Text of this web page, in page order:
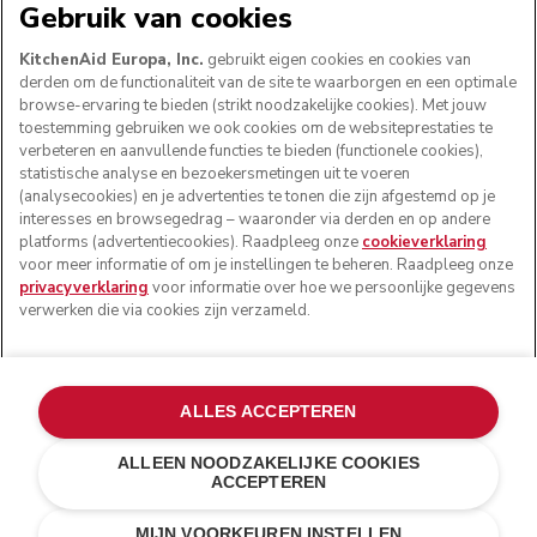
VOLG ONS
© KitchenAid 2026 - Alle rechten voorbehouden.
KitchenAid en het design van de mixer zijn handelsmerken
in de Verenigde Staten en andere landen.
Mijn cookies beheren Privacyverklaring
Gebruik van cookies
KitchenAid Europa, Inc. gebruikt eigen cookies en cookies van
derden om de functionaliteit van de site te waarborgen en een optimale
browse-ervaring te bieden (strikt noodzakelijke cookies). Met jouw
toestemming gebruiken we ook cookies om de websiteprestaties te
verbeteren en aanvullende functies te bieden (functionele cookies),
statistische analyse en bezoekersmetingen uit te voeren
(analysecookies) en je advertenties te tonen die zijn afgestemd op je
interesses en browsegedrag – waaronder via derden en op andere
platforms (advertentiecookies). Raadpleeg onze cookieverklaring
voor meer informatie of om je instellingen te beheren. Raadpleeg onze
privacyverklaring voor informatie over hoe we persoonlijke gegevens
verwerken die via cookies zijn verzameld.
ALLEEN NOODZAKELIJKE COOKIES
ACCEPTEREN
ALLES ACCEPTEREN